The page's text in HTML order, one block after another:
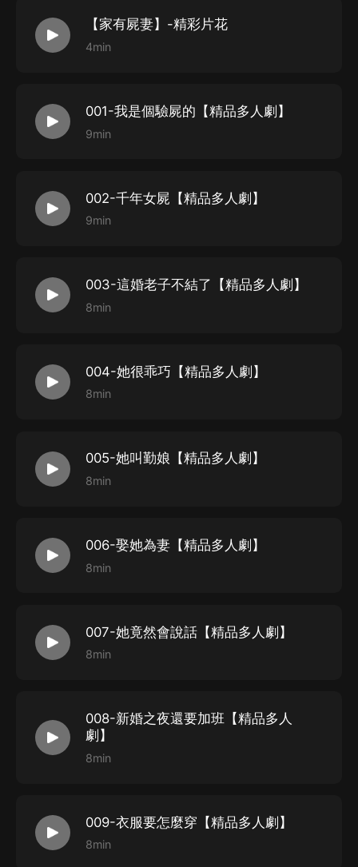
1、本作品為付費有聲書，前42集為免費試聽，購買成功
后，即可收聽，可下載重復收聽。
3、如在充值／購買環節遇到問題，您可通過頁面右上方
谘詢在線客服：
第一步：您可在喜馬拉雅APP【賬號-聯系客服】中谘詢
【喜馬拉雅APP】公眾號，通過下方菜單欄里【我的-在
線客服】谘詢在線客服；
話：400-838-5616
【家有屍妻】-精彩片花
4min
001-我是個驗屍的【精品多人劇】
9min
002-千年女屍【精品多人劇】
9min
003-這婚老子不結了【精品多人劇】
8min
004-她很乖巧【精品多人劇】
8min
005-她叫勤娘【精品多人劇】
8min
006-娶她為妻【精品多人劇】
8min
007-她竟然會說話【精品多人劇】
8min
008-新婚之夜還要加班【精品多人
劇】
8min
009-衣服要怎麼穿【精品多人劇】
8min